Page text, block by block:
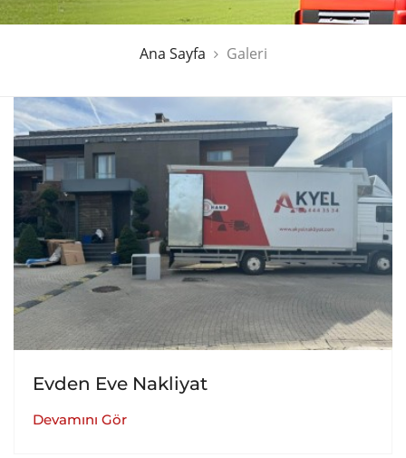
Ana Sayfa Galeri
Evden Eve Nakliyat
Devamını Gör